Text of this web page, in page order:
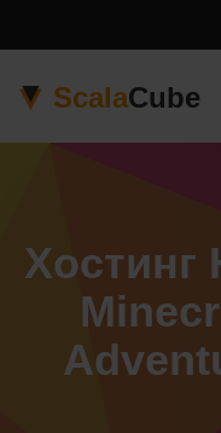
ScalaCube